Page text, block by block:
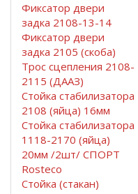
Фиксатор двери
задка 2108-13-14
Фиксатор двери
задка 2105 (скоба)
Трос сцепления 2108-
2115 (ДААЗ)
Стойка стабилизатора
2108 (яйца) 16мм
Стойка стабилизатора
1118-2170 (яйца)
20мм /2шт/ СПОРТ
Rosteco
Стойка (стакан)